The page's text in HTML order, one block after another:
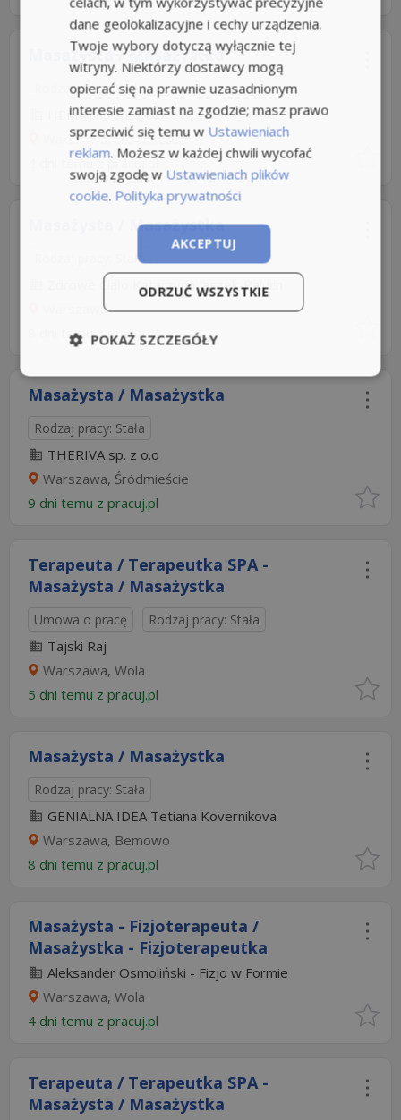
Masażysta / Masażystka
Rodzaj pracy: Stała
HEMATIQ sp. z o.o
Warszawa, Śródmieście
4 dni temu zpracuj.pl
Masażysta / Masażystka
Rodzaj pracy: Stała
Zdrowe Ciało Katarzyna Jaszek-Paluch
Warszawa
8 dni temu zpracuj.pl
Masażysta / Masażystka
Rodzaj pracy: Stała
THERIVA sp. z o.o
Warszawa, Śródmieście
9 dni temu z pracuj.pl
Terapeuta / Terapeutka SPA -
Masażysta / Masażystka
Umowa o pracę Rodzaj pracy: Stała
Tajski Raj
Warszawa, Wola
5 dni temu z pracuj.pl
Masażysta / Masażystka
Rodzaj pracy: Stała
GENIALNA IDEA Tetiana Kovernikova
Warszawa, Bemowo
8 dni temu z pracuj.pl
Masażysta - Fizjoterapeuta /
Masażystka - Fizjoterapeutka
Aleksander Osmoliński - Fizjo w Formie
Warszawa, Wola
4 dni temu z pracuj.pl
Terapeuta / Terapeutka SPA -
Masażysta / Masażystka
dane geolokalizacyjne i cechy urządzenia.
Twoje wybory dotyczą wyłącznie tej
witryny. Niektórzy dostawcy mogą
opierać się na prawnie uzasadnionym
interesie zamiast na zgodzie; masz prawo
sprzeciwić się temu w Ustawieniach
reklam. Możesz w każdej chwili wycofać
swoją zgodę w Ustawieniach plików
cookie. Polityka prywatności
AKCEPTUJ
ODRZUĆ WSZYSTKIE
POKAŻ SZCZEGÓŁY